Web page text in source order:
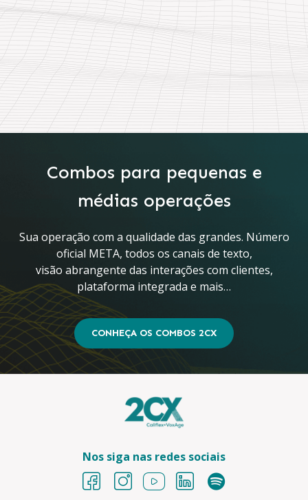
Combos para pequenas e
médias operações
Sua operação com a qualidade das grandes. Número
oficial META, todos os canais de texto,
visão abrangente das interações com clientes,
plataforma integrada e mais…
CONHEÇA OS COMBOS 2CX
Nos siga nas redes sociais